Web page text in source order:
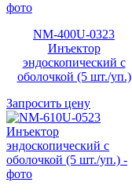
NM-400U-0323
Инъектор
эндоскопический с
оболочкой (5 шт./уп.)
Запросить цену